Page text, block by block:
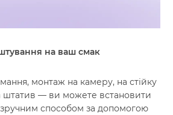
на ваш смак
монтаж на камеру, на стійку
штатив — ви можете встановити
способом за допомогою